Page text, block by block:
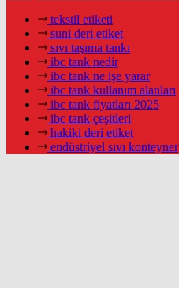
tekstil etiketi
suni deri etiket
sıvı taşıma tankı
ibc tank nedir
ibc tank ne işe yarar
ibc tank kullanım alanları
ibc tank fiyatları 2025
ibc tank çeşitleri
hakiki deri etiket
endüstriyel sıvı konteyner